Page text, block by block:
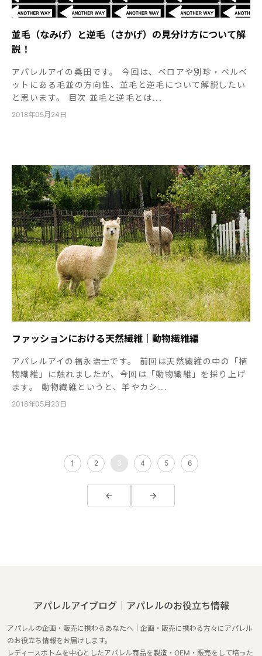
並毛（なみげ）と逆毛（さかげ）の見分け方について解
説！
アパレルアイの桑田です。 今回は、ベロアや別珍・ベルベ
ットにある毛並の方向性、並毛と逆毛について解説したい
と思います。 目次 並毛と逆毛とは...
2018年05月24日
ファッションにおける天然繊維｜動物繊維編
アパレルアイの福永浩士です。 前回は天然繊維の中の「植
物繊維」に触れましたが、今回は「動物繊維」を採り上げ
ます。 動物繊維というと、羊やカシ...
2018年05月23日
1 2 3 4 5 6
← →
アパレルアイブログ｜アパレルのお役立ち情報
アパレルの企画・販売に携わるあなたへ｜企画・販売に携わる方々にアパレル
のお役立ち情報をお届けします。
レディースボトムを中心としたアパレル商品を製造・OEM・販売をして培った